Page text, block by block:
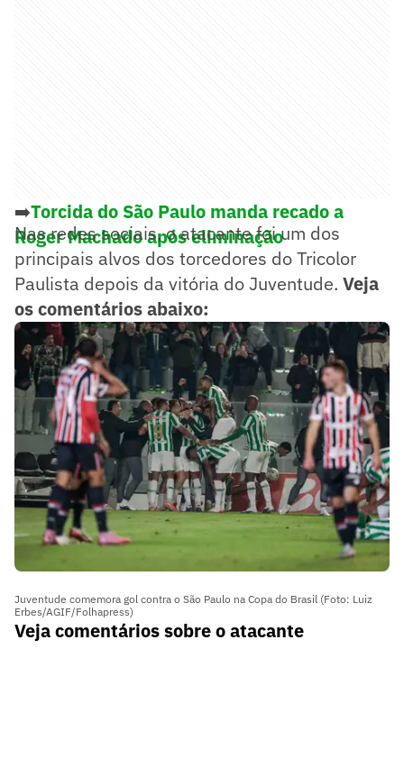
➡️Torcida do São Paulo manda recado a
Roger Machado após eliminação
Nas redes sociais, o atacante foi um dos
principais alvos dos torcedores do Tricolor
Paulista depois da vitória do Juventude. Veja
os comentários abaixo:
Juventude comemora gol contra o São Paulo na Copa do Brasil (Foto: Luiz
Erbes/AGIF/Folhapress)
Veja comentários sobre o atacante